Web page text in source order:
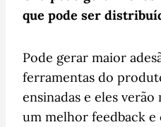
que pode ser
Pode gerar maior
ferramentas do
ensinadas e eles verão
um melhor feedback